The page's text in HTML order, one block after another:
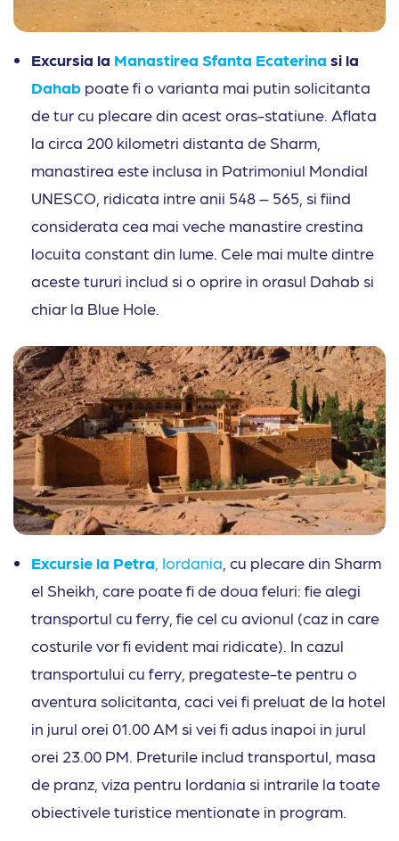
Excursia la Manastirea Sfanta Ecaterina si la
Dahab poate fi o varianta mai putin solicitanta
de tur cu plecare din acest oras-statiune. Aflata
la circa 200 kilometri distanta de Sharm,
manastirea este inclusa in Patrimoniul Mondial
UNESCO, ridicata intre anii 548 – 565, si fiind
considerata cea mai veche manastire crestina
locuita constant din lume. Cele mai multe dintre
aceste tururi includ si o oprire in orasul Dahab si
chiar la Blue Hole.
Excursie la Petra , Iordania , cu plecare din Sharm
el Sheikh, care poate fi de doua feluri: fie alegi
transportul cu ferry, fie cel cu avionul (caz in care
costurile vor fi evident mai ridicate). In cazul
transportului cu ferry, pregateste-te pentru o
aventura solicitanta, caci vei fi preluat de la hotel
in jurul orei 01.00 AM si vei fi adus inapoi in jurul
orei 23.00 PM. Preturile includ transportul, masa
de pranz, viza pentru Iordania si intrarile la toate
obiectivele turistice mentionate in program.